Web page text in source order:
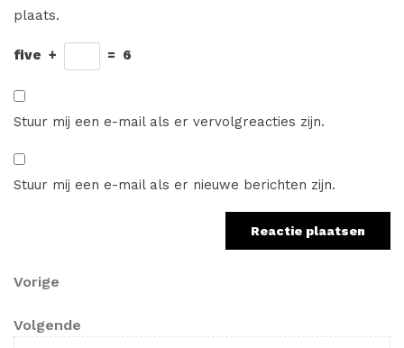
plaats.
five + = 6
Stuur mij een e-mail als er vervolgreacties zijn.
Stuur mij een e-mail als er nieuwe berichten zijn.
Berichtnavigatie
Vorig
Vorige
Volgend
Volgende